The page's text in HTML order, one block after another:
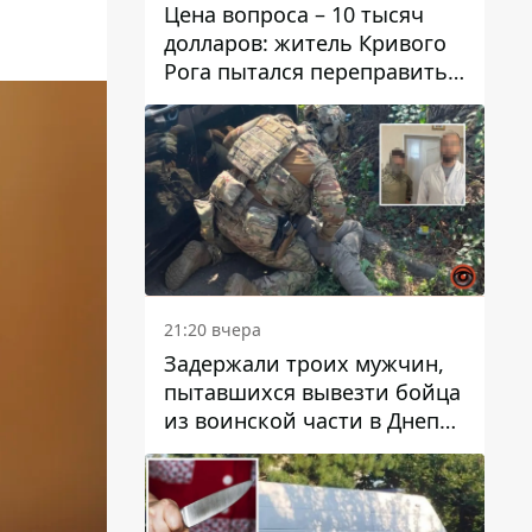
Цена вопроса – 10 тысяч
долларов: житель Кривого
Рога пытался переправить
мужчину в Словакию
21:20 вчера
Задержали троих мужчин,
пытавшихся вывезти бойца
из воинской части в Днепр
за 7 тысяч долларов: среди
них был врач